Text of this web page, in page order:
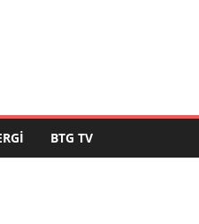
BTG TV